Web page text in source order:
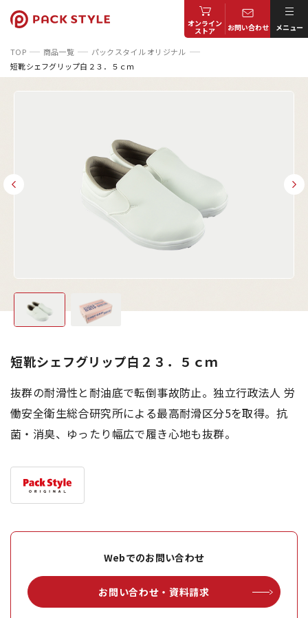
オンライン
ストア お問い合わせ メニュー
TOP 商品一覧
パックスタイル オリジナル
短靴シェフグリップ白２３．５ｃｍ
短靴シェフグリップ白２３．５ｃｍ
抜群の耐滑性と耐油底で転倒事故防止。独立行政法人 労
働安全衛生総合研究所による最高耐滑区分5を取得。抗
菌・消臭、ゆったり幅広で履き心地も抜群。
Webでのお問い合わせ
お問い合わせ・資料請求